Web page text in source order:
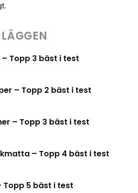
Topp 3 bäst i test
– Topp 2 bäst i test
– Topp 3 bäst i test
– Topp 4 bäst i test
5 bäst i test